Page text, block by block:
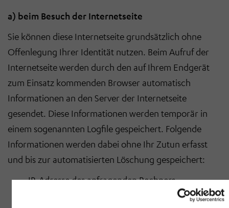
a) beim Besuch der Internetseite
Sie können diese Internetseite grundsätzlich ohne
Offenlegung Ihrer Identität nutzen. Beim Aufruf der
Internetseite werden durch den auf Ihrem Endgerät
zum Einsatz kommenden Browser automatisch
Informationen an den Server der Internetseite
gesendet. Diese Informationen werden temporär in
einem sogenannten Logfile gespeichert. Folgende
Informationen werden dabei ohne Ihr Zutun erfasst
und bis zur automatisierten Löschung gespeichert:
IP-Adresse des anfragenden Rechners,